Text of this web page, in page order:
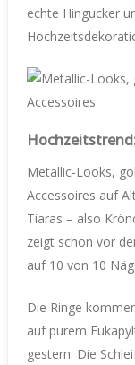
echte Hingucker
Metallic-Looks,
Accessoires auf
Tiaras – also
zeigt schon vor
auf 10 von 10
Die Ringe
auf purem
gestern. Die